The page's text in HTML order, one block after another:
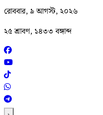
রোববার, ৯ আগস্ট, ২০২৬
২৫ শ্রাবণ, ১৪৩৩ বঙ্গাব্দ